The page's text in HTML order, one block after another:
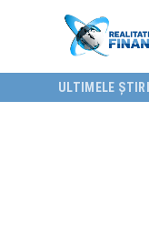
ULTIMELE ȘTIRI